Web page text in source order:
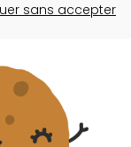
sans accepter